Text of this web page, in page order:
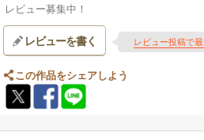
レビュー募集中！
レビューを書く レビュー投稿で
この作品をシェアしよう